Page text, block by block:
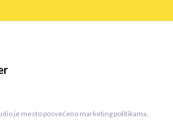
je mesto posvećeno marketing politikama,